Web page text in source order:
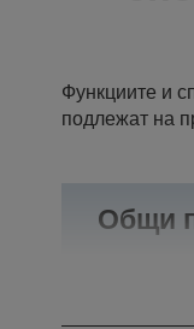
Функциите и
подлежат на
Общи